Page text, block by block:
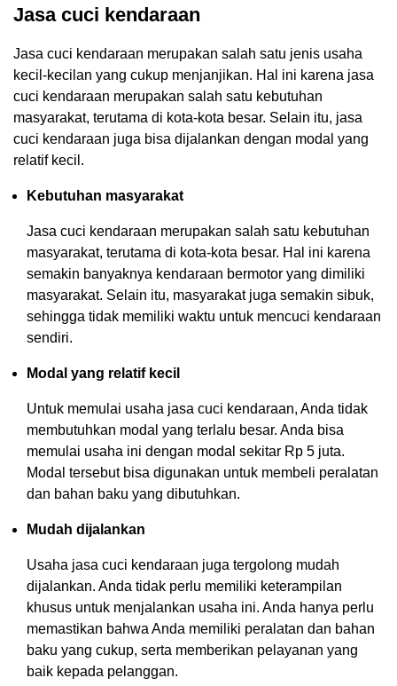
Jasa cuci kendaraan
Jasa cuci kendaraan merupakan salah satu jenis usaha
kecil-kecilan yang cukup menjanjikan. Hal ini karena jasa
cuci kendaraan merupakan salah satu kebutuhan
masyarakat, terutama di kota-kota besar. Selain itu, jasa
cuci kendaraan juga bisa dijalankan dengan modal yang
relatif kecil.
Kebutuhan masyarakat
Jasa cuci kendaraan merupakan salah satu kebutuhan
masyarakat, terutama di kota-kota besar. Hal ini karena
semakin banyaknya kendaraan bermotor yang dimiliki
masyarakat. Selain itu, masyarakat juga semakin sibuk,
sehingga tidak memiliki waktu untuk mencuci kendaraan
sendiri.
Modal yang relatif kecil
Untuk memulai usaha jasa cuci kendaraan, Anda tidak
membutuhkan modal yang terlalu besar. Anda bisa
memulai usaha ini dengan modal sekitar Rp 5 juta.
Modal tersebut bisa digunakan untuk membeli peralatan
dan bahan baku yang dibutuhkan.
Mudah dijalankan
Usaha jasa cuci kendaraan juga tergolong mudah
dijalankan. Anda tidak perlu memiliki keterampilan
khusus untuk menjalankan usaha ini. Anda hanya perlu
memastikan bahwa Anda memiliki peralatan dan bahan
baku yang cukup, serta memberikan pelayanan yang
baik kepada pelanggan.